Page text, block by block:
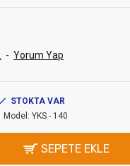
- Yorum Yap
STOKTA VAR
Model: YKS - 140
SEPETE EKLE